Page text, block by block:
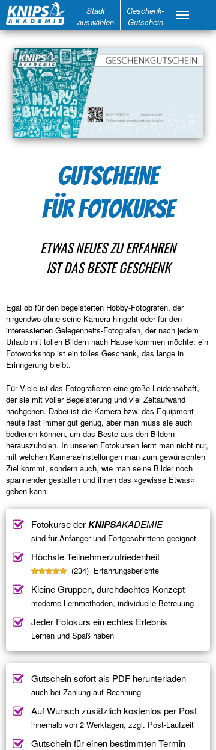
Stadt
auswählen
Geschenk-
Gutschein
GUTSCHEINE
FÜR FOTOKURSE
ETWAS NEUES ZU ERFAHREN
IST DAS BESTE GESCHENK
Egal ob für den begeisterten Hobby-Fotografen, der
nirgendwo ohne seine Kamera hingeht oder für den
interessierten Gelegenheits-Fotografen, der nach jedem
Urlaub mit tollen Bildern nach Hause kommen möchte: ein
Fotoworkshop ist ein tolles Geschenk, das lange in
Erinngerung bleibt.
Für Viele ist das Fotografieren eine große Leidenschaft,
der sie mit voller Begeisterung und viel Zeitaufwand
nachgehen. Dabei ist die Kamera bzw. das Equipment
heute fast immer gut genug, aber man muss sie auch
bedienen können, um das Beste aus den Bildern
herauszuholen. In unseren Fotokursen lernt man nicht nur,
mit welchen Kameraeinstellungen man zum gewünschten
Ziel kommt, sondern auch, wie man seine Bilder noch
spannender gestalten und ihnen das »gewisse Etwas«
geben kann.
Fotokurse derKNIPSAKADEMIE
sind für Anfänger und Fortgeschrittene geeignet
Höchste Teilnehmerzufriedenheit
(234) Erfahrungsberichte
Kleine Gruppen, durchdachtes Konzept
moderne Lernmethoden, individuelle Betreuung
Jeder Fotokurs ein echtes Erlebnis
Lernen und Spaß haben
Gutschein sofort als PDF herunterladen
auch bei Zahlung auf Rechnung
Auf Wunsch zusätzlich kostenlos per Post
innerhalb von 2 Werktagen, zzgl. Post-Laufzeit
Gutschein für einen bestimmten Termin